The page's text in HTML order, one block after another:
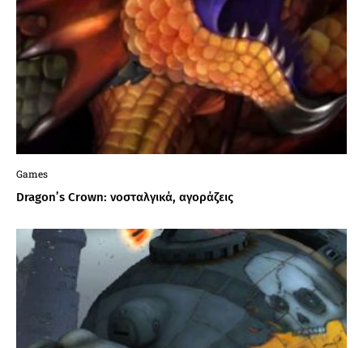
Games
Dragon’s Crown: νοσταλγικά, αγοράζεις